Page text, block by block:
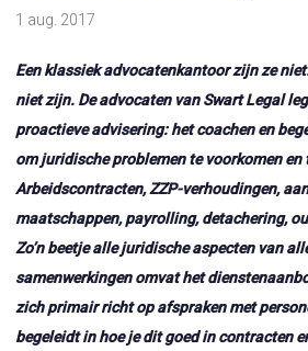
1 aug. 2017
Een klassiek advocatenkantoor zijn ze
niet zijn. De advocaten van Swart Legal
proactieve advisering: het coachen en
om juridische problemen te voorkomen en
Arbeidscontracten, ZZP-verhoudingen,
maatschappen, payrolling, detachering,
Zo’n beetje alle juridische aspecten van
samenwerkingen omvat het
zich primair richt op afspraken met
begeleidt in hoe je dit goed in contracten